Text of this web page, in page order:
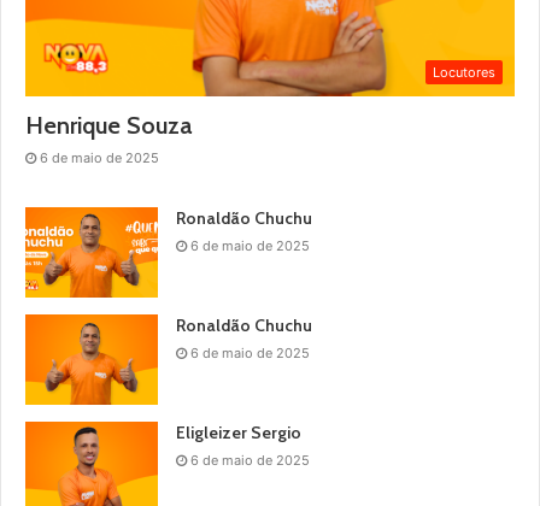
Locutores
Henrique Souza
6 de maio de 2025
Ronaldão Chuchu
6 de maio de 2025
Ronaldão Chuchu
6 de maio de 2025
Eligleizer Sergio
6 de maio de 2025